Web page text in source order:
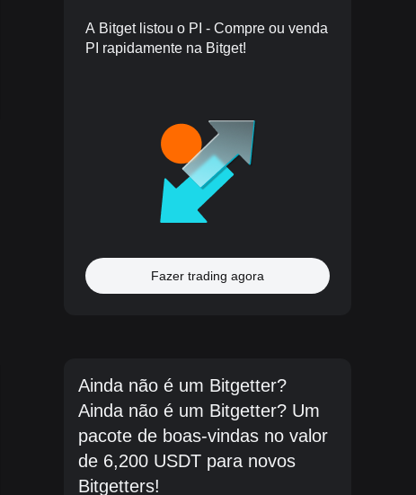
A Bitget listou o PI - Compre ou venda
PI rapidamente na Bitget!
Fazer trading agora
Ainda não é um Bitgetter?
Ainda não é um Bitgetter? Um
pacote de boas-vindas no valor
de 6,200 USDT para novos
Bitgetters!